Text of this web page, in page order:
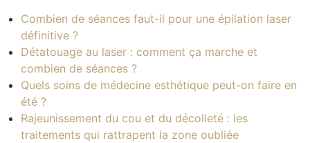
Combien de séances faut-il pour une épilation laser
définitive ?
Détatouage au laser : comment ça marche et
combien de séances ?
Quels soins de médecine esthétique peut-on faire en
été ?
Rajeunissement du cou et du décolleté : les
traitements qui rattrapent la zone oubliée